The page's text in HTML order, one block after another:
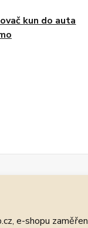
kun do auta
e-shopu